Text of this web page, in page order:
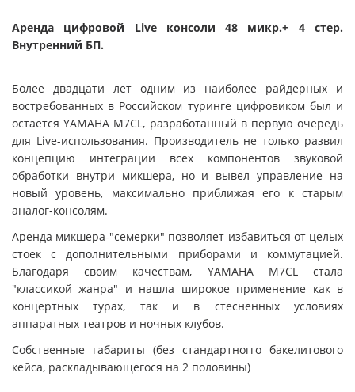
Аренда цифровой Live консоли 48 микр.+ 4 стер.
Внутренний БП.
Более двадцати лет одним из наиболее райдерных и
востребованных в Российском туринге цифровиком был и
остаетсяYAMAHA M7CL, разработанный в первую очередь
для Live-использования. Производитель не только развил
концепцию интеграции всех компонентов звуковой
обработки внутри микшера, но и вывел управление на
новый уровень, максимально приближая его к старым
аналог-консолям.
Аренда микшера-"семерки" позволяет избавиться от целых
стоек с дополнительными приборами и коммутацией.
Благодаря своим качествам, YAMAHA M7CLстала
"классикой жанра" и нашла широкое применение как в
концертных турах, так и в стеснённых условиях
аппаратных театров и ночных клубов.
Собственные габариты (без стандартногго бакелитового
кейса, раскладывающегося на 2 половины)